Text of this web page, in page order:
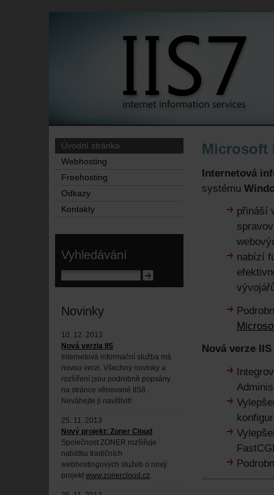
Microsoft
Internetová
systému
přináší
nabízí
Nová verze
Úvodní stránka
Webhosting
Freehosting
Odkazy
Kontakty
Vyhledávání
Novinky
10. 12. 2013
Nová verzia IIS
Internetová informační služba má
novou verzi. Všechny novinky a
rozšíření jsou podrobně popsány
na stránce věnované IIS8.
Neváhejte ji navštívit!
25. 11. 2013
Nový projekt: Zoner Cloud
Společnost ZONER rozšiřuje
nabídku tradičních
webhostingových služeb o nový
projekt www.zonercloud.cz.